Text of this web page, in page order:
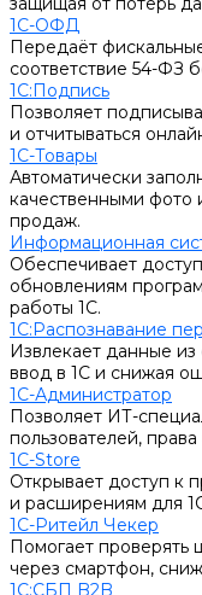
1С-ОФД
Передаёт
соответствие 54-ФЗ
1С:Подпись
Позволяет
и отчитываться
1С-Товары
Автоматически
качественными фото
продаж.
Информационная
Обеспечивает
обновлениям
работы 1С.
1С:Распознавание
Извлекает данные из
ввод в 1С и снижая
1С-Администратор
Позволяет ИТ-
пользователей,
1С-Store
Открывает доступ к
и расширениям для
1С-Ритейл Чекер
Помогает проверять
через смартфон,
1С:СБП B2B